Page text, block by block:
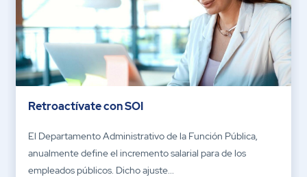
Retroactívate con SOI
El Departamento Administrativo de la Función Pública,
anualmente define el incremento salarial para de los
empleados públicos. Dicho ajuste...